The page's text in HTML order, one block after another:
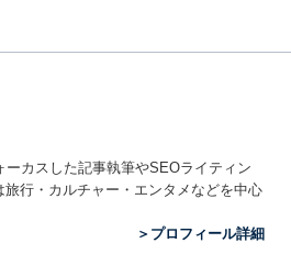
カスした記事執筆やSEOライティン
行・カルチャー・エンタメなどを中心
＞プロフィール詳細